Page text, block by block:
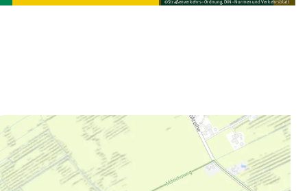
©Straßenverkehrs-Ordnung, DIN-Normen und Verkehrsblatt